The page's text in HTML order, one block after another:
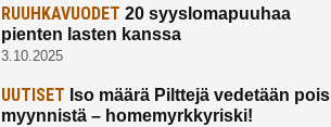
RUUHKAVUODET 20 syyslomapuuhaa
pienten lasten kanssa
3.10.2025
UUTISET Iso määrä Pilttejä vedetään pois
myynnistä – homemyrkkyriski!